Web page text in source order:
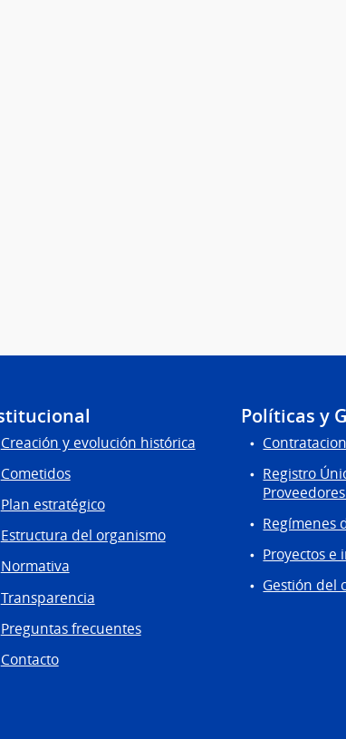
Creación y evolución histórica
Cometidos
Plan estratégico
Estructura del organismo
Normativa
Transparencia
Preguntas frecuentes
Contacto
Políticas y
Registro
Regímenes
Proyectos e
Gestión del